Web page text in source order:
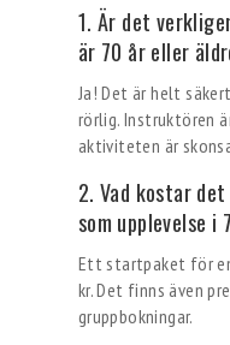
1. Är det
är 70 år eller
Ja! Det är helt
rörlig. Instruktören
aktiviteten är
2. Vad kostar
som upplevelse i
Ett startpaket för
kr. Det finns även
gruppbokningar.